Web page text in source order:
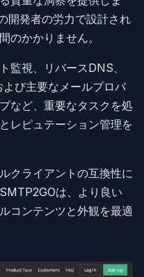
開発者の労力で設計され
のかかりません。
監視、リバースDNS、
び主要なメールプロバ
など、重要なタスクを処
レピュテーション管理を
クライアントの互換性に
は、より良い
コンテンツと外観を最適